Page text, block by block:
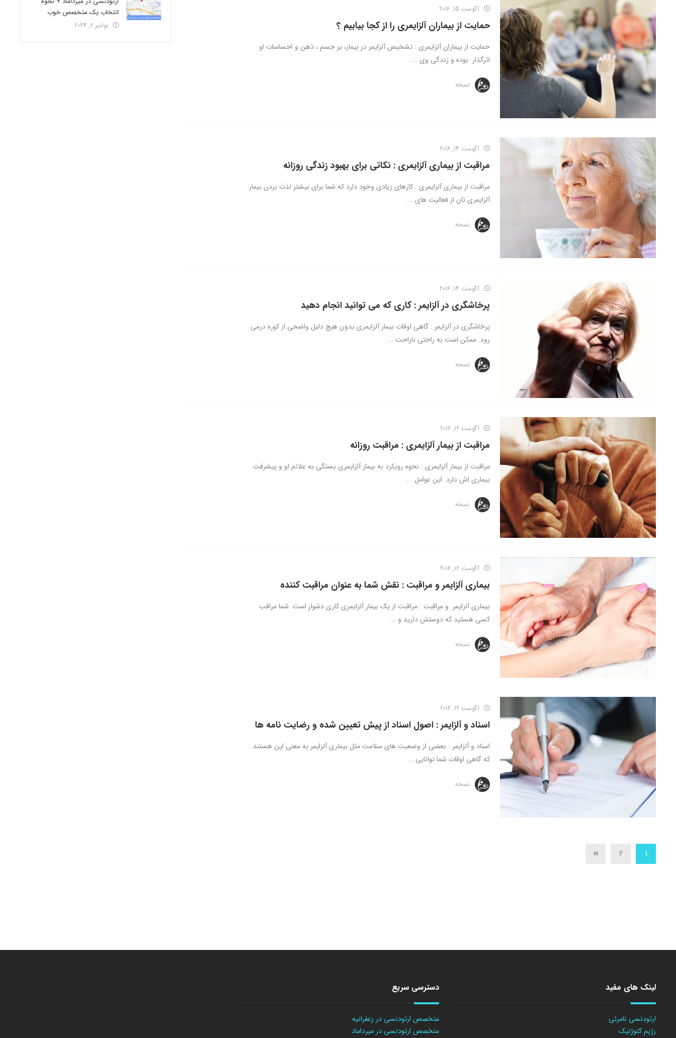
آگوست 15, 2016
حمایت از بیماران آلزایمری را از کجا بیابیم ؟
حمایت از بیماران آلزایمری : تشخیص آلزایمر در بیمار، بر جسم ، ذهن و احساسات او
اثرگذار بوده و زندگی وی ...
نسخه
آگوست 14, 2016
مراقبت از بیماری آلزایمری : نکاتی برای بهبود زندگی روزانه
مراقبت از بیماری آلزایمری : کارهای زیادی وجود دارد که شما برای بیشتر لذت بردن بیمار
آلزایمری تان از فعالیت های ...
نسخه
آگوست 14, 2016
پرخاشگری در آلزایمر : کاری که می توانید انجام دهید
پرخاشگری در آلزایمر : گاهی اوقات بیمار آلزایمری بدون هیچ دلیل واضحی از کوره درمی
رود. ممکن است به راحتی ناراحت ...
نسخه
آگوست 12, 2016
مراقبت از بیمار آلزایمری : مراقبت روزانه
مراقبت از بیمار آلزایمری : نحوه رویکرد به بیمار آلزایمری بستگی به علائم او و پیشرفت
بیماری اش دارد. این عوامل ...
نسخه
آگوست 12, 2016
بیماری آلزایمر و مراقبت : نقش شما به عنوان مراقبت کننده
بیماری آلزایمر و مراقبت : مراقبت از یک بیمار آلزایمری کاری دشوار است. شما مراقب
کسی هستید که دوستش دارید و ...
نسخه
آگوست 12, 2016
اسناد و آلزایمر : اصول اسناد از پیش تعیین شده و رضایت نامه ها
اسناد و آلزایمر : بعضی از وضعیت های سلامت مثل بیماری آلزایمر به معنی این هستند
که گاهی اوقات شما توانایی ...
نسخه
1
2
انتخاب یک متخصص خوب
نوامبر 2, 2024
لینک های مفید
ارتودنسی نامرئی
رژیم کتوژنیک
دسترسی سریع
متخصص ارتودنسی در زعفرانیه
متخصص ارتودنسی در میرداماد